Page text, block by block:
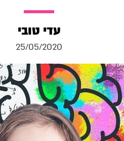
עדי טובי
25/05/2020